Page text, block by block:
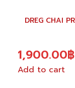
DREG CHAI
1,900.00฿
Add to cart